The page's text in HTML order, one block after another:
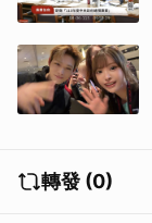
轉發 (0)